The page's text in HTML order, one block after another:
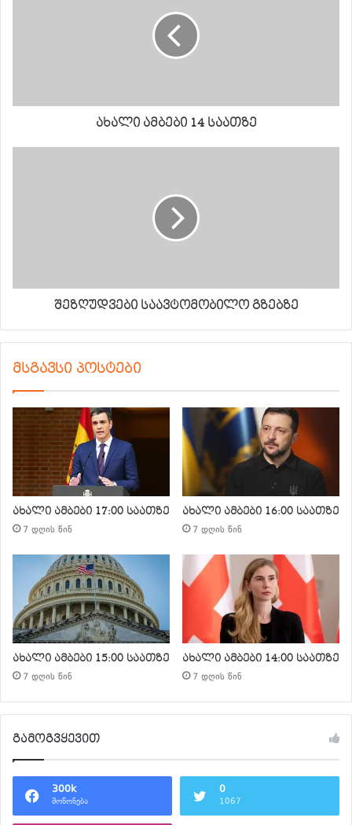
ახალი ამბები 14 საათზე
შეზღუდვები საავტომობილო გზებზე
მსგავსი პოსტები
ახალი ამბები 17:00 საათზე
7 დღის წინ
ახალი ამბები 16:00 საათზე
7 დღის წინ
ახალი ამბები 15:00 საათზე
7 დღის წინ
ახალი ამბები 14:00 საათზე
7 დღის წინ
გამოგვყევით
300k
მოწონება
0
1067